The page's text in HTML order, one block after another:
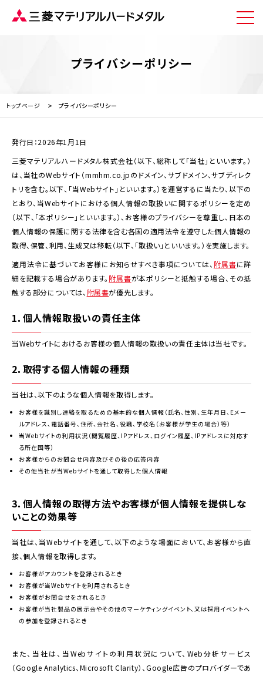
プライバシーポリシー
トップページ プライバシーポリシー
発行日：2026年1月1日
三菱マテリアルハードメタル株式会社（以下、総称して「当社」といいます。）
は、当社のWebサイト（mmhm.co.jpのドメイン、サブドメイン、サブディレク
トリを含む。以下、「当Webサイト」といいます。）を運営するに当たり、以下の
とおり、当Webサイトにおける個人情報の取扱いに関するポリシーを定め
（以下、「本ポリシー」といいます。）、お客様のプライバシーを尊重し、日本の
個人情報の保護に関する法律を含む各国の適用法令を遵守した個人情報の
取得、保管、利用、生成又は移転（以下、「取扱い」といいます。）を実施します。
適用法令に基づいてお客様にお知らせすべき事項については、 附属書に詳
細を記載する場合があります。 附属書が本ポリシーと抵触する場合、その抵
触する部分については、 附属書が優先します。
1．個人情報取扱いの責任主体
当Webサイトにおけるお客様の個人情報の取扱いの責任主体は当社です。
2．取得する個人情報の種類
当社は、以下のような個人情報を取得します。
お客様を識別し連絡を取るための基本的な個人情報（氏名、性別、生年月日、Eメー
ルアドレス、電話番号、住所、会社名、役職、学校名（お客様が学生の場合）等）
当Webサイトの利用状況（閲覧履歴、IPアドレス、ログイン履歴、IPアドレスに対応す
る所在国等）
お客様からのお問合せ内容及びその後の応答内容
その他当社が当Webサイトを通して取得した個人情報
3．個人情報の取得方法やお客様が個人情報を提供しな
いことの効果等
当社は、当Webサイトを通して、以下のような場面において、お客様から直
接、個人情報を取得します。
お客様がアカウントを登録されるとき
お客様が当Webサイトを利用されるとき
お客様がお問合せをされるとき
お客様が当社製品の展示会やその他のマーケティングイベント、又は採用イベントへ
の参加を登録されるとき
また、当社は、当Webサイトの利用状況について、Web分析サービス
（Google Analytics、Microsoft Clarity）、Google広告のプロバイダーであ